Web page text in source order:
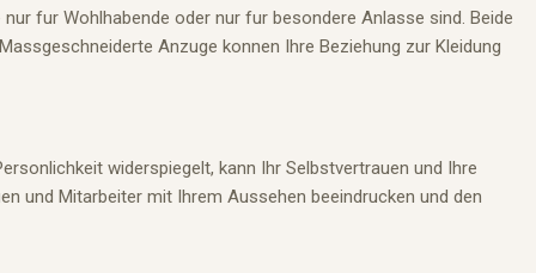
fur Wohlhabende oder nur fur besondere Anlasse sind. Beide
Anzuge konnen Ihre Beziehung zur Kleidung
widerspiegelt, kann Ihr Selbstvertrauen und Ihre
und Mitarbeiter mit Ihrem Aussehen beeindrucken und den